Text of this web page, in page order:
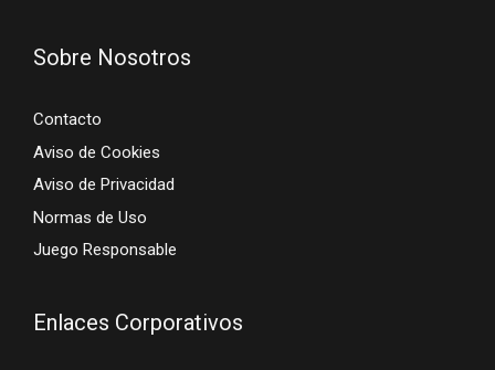
Sobre Nosotros
Contacto
Aviso de Cookies
Aviso de Privacidad
Normas de Uso
Juego Responsable
Enlaces Corporativos